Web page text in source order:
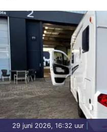
29 juni 2026, 16:32 uur